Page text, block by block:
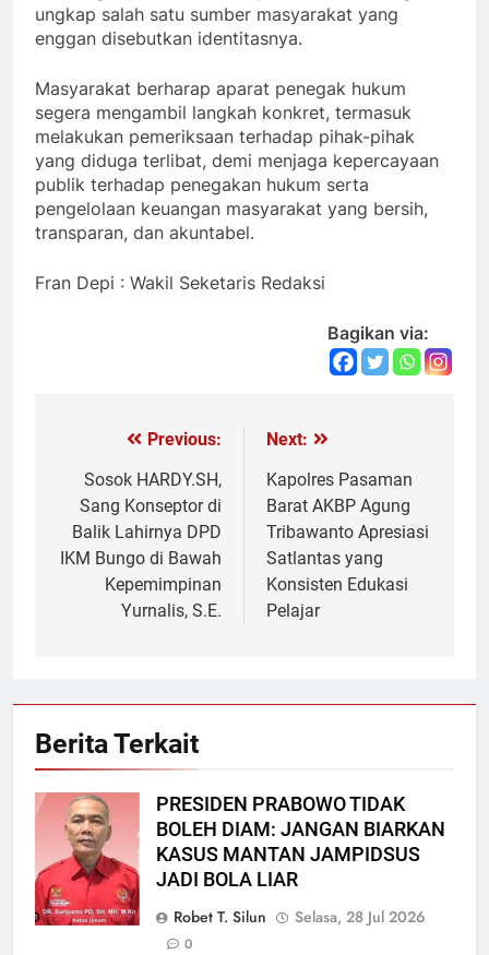
ungkap salah satu sumber masyarakat yang
enggan disebutkan identitasnya.
Masyarakat berharap aparat penegak hukum
segera mengambil langkah konkret, termasuk
melakukan pemeriksaan terhadap pihak-pihak
yang diduga terlibat, demi menjaga kepercayaan
publik terhadap penegakan hukum serta
pengelolaan keuangan masyarakat yang bersih,
transparan, dan akuntabel.
Fran Depi : Wakil Seketaris Redaksi
Bagikan via:
Navigasi
pos
Previous:
Sosok HARDY.SH,
Sang Konseptor di
Balik Lahirnya DPD
IKM Bungo di Bawah
Kepemimpinan
Yurnalis, S.E.
Next:
Kapolres Pasaman
Barat AKBP Agung
Tribawanto Apresiasi
Satlantas yang
Konsisten Edukasi
Pelajar
Berita Terkait
PRESIDEN PRABOWO TIDAK
BOLEH DIAM: JANGAN BIARKAN
KASUS MANTAN JAMPIDSUS
JADI BOLA LIAR
Robet T. Silun
Selasa, 28 Jul 2026
0